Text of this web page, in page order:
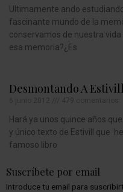
Ultimamente ando
fascinante mundo de la
conservamos de nuestra
esa memoria?¿Es
Desmontando A Estivill
Hará ya unos quince años
y único texto de Estivill que
famoso libro
Suscríbete por email
Introduce tu email para